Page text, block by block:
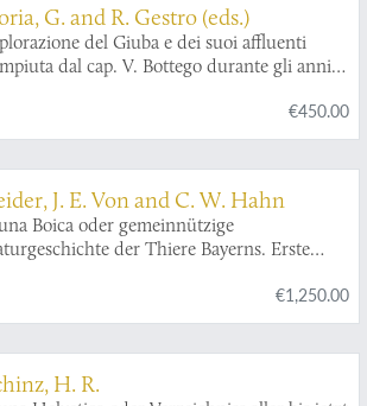
G. and R. Gestro (eds.)
del Giuba e dei suoi affluenti
dal cap. V. Bottego durante gli anni
€450.00
J. E. Von and C. W. Hahn
Boica oder gemeinnützige
der Thiere Bayerns. Erste
€1,250.00
H. R.